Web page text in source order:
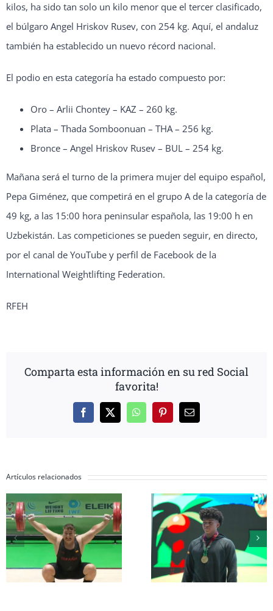
kilos, ha sido tan solo un kilo menor que el tercer clasificado,
el búlgaro Angel Hriskov Rusev, con 254 kg. Aquí, el andaluz
también ha establecido un nuevo récord nacional.
El podio en esta categoría ha estado compuesto por:
Oro – Arlii Chontey – KAZ – 260 kg.
Plata – Thada Somboonuan – THA – 256 kg.
Bronce – Angel Hriskov Rusev – BUL – 254 kg.
Mañana será el turno de la primera mujer del equipo español,
Pepa Giménez, que competirá en el grupo A de la categoría de
49 kg, a las 15:00 hora peninsular española, las 19:00 h en
Uzbekistán. Las competiciones se pueden seguir, en directo,
por el canal de YouTube y perfil de Facebook de la
International Weightlifting Federation.
RFEH
Comparta esta información en su red Social
favorita!
Facebook
X WhatsAppPinterestCorreo
Artículos relacionados
Erik Guadamud
conquista el oro
mundial en
arrancada y dos
platas en
Colombia
Inés Conde y
Mendizábal
completan su
participación
el Mundial
17 a la espera
grupo A